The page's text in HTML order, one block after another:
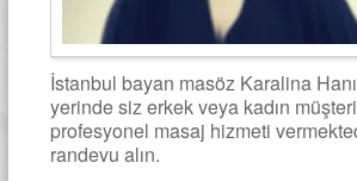
İstanbul bayan masöz Karalina
yerinde siz erkek veya kadın
profesyonel masaj hizmeti
randevu alın.